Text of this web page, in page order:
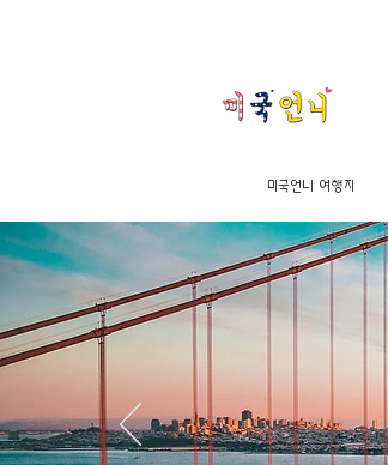
미국언니 여행지